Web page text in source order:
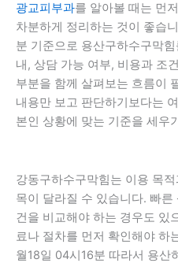
광교피부과를 알아볼 때는 먼
차분하게 정리하는 것이 좋습
분 기준으로 용산구하수구막
내, 상담 가능 여부, 비용과 조
부분을 함께 살펴보는 흐름이
내용만 보고 판단하기보다는
본인 상황에 맞는 기준을 세우
강동구하수구막힘는 이용 목
목이 달라질 수 있습니다. 빠
건을 비교해야 하는 경우도 있
료나 절차를 먼저 확인해야 하
월18일 04시16분 따라서 용산